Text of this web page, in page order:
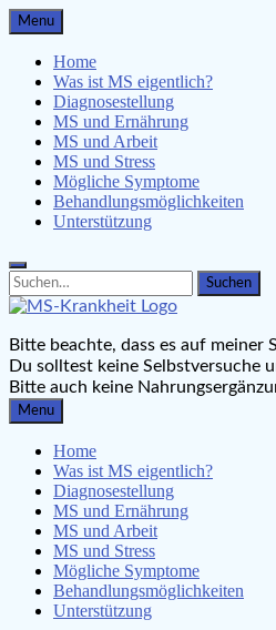
Skip
to
content
Menu
Home
Was ist MS eigentlich?
Diagnosestellung
MS und Ernährung
MS und Arbeit
MS und Stress
Mögliche Symptome
Behandlungsmöglichkeiten
Unterstützung
Search
for:
Search
MS-Krankheit.de
Leben mit Multipler Sklerose
Bitte beachte, dass es auf
Du solltest keine Selbstversuche
Bitte auch keine
Menu
Home
Was ist MS eigentlich?
Diagnosestellung
MS und Ernährung
MS und Arbeit
MS und Stress
Mögliche Symptome
Behandlungsmöglichkeiten
Unterstützung